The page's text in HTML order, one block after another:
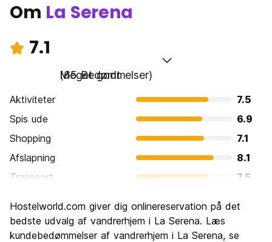
Om La Serena
7.1
Meget godt
(65 Bedømmelser)
Aktiviteter
7.5
Spis ude
6.9
Shopping
7.1
Afslapning
8.1
Transport
7.5
Kultur
Fester
6.1
Hostelworld.com giver dig onlinereservation på det
bedste udvalg af vandrerhjem i La Serena. Læs
kundebedømmelser af vandrerhjem i La Serena, se